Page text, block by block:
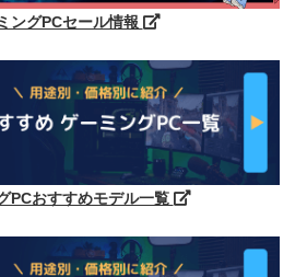
ングPCセール情報
PCおすすめモデル一覧